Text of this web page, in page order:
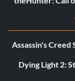
Assassin's Creed
Dying Light 2: